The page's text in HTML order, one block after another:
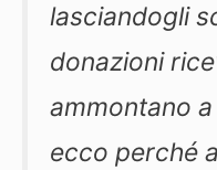
lasciandogli
donazioni
ammontano
ecco perché